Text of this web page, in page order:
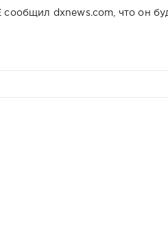
сообщил dxnews.com, что он